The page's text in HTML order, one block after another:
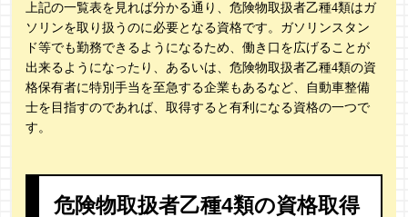
上記の一覧表を見れば分かる通り、危険物取扱者乙種4類はガ
ソリンを取り扱うのに必要となる資格です。ガソリンスタン
ド等でも勤務できるようになるため、働き口を広げることが
出来るようになったり、あるいは、危険物取扱者乙種4類の資
格保有者に特別手当を至急する企業もあるなど、自動車整備
士を目指すのであれば、取得すると有利になる資格の一つで
す。
危険物取扱者乙種4類の資格取得